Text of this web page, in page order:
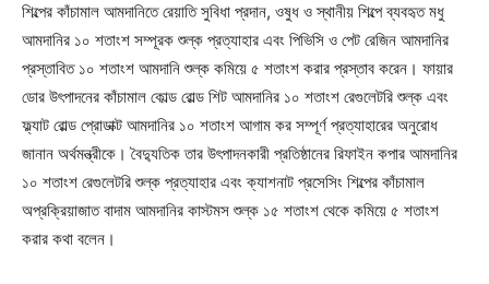
শিল্পের কাঁচামাল আমদানিতে রেয়াতি সুবিধা প্রদান, ওষুধ ও স্থানীয় শিল্পে ব্যবহৃত মধু
আমদানির ১০ শতাংশ সম্পূরক শুল্ক প্রত্যাহার এবং পিভিসি ও পেট রেজিন আমদানির
প্রস্তাবিত ১০ শতাংশ আমদানি শুল্ক কমিয়ে ৫ শতাংশ করার প্রস্তাব করেন। ফায়ার
ডোর উৎপাদনের কাঁচামাল কোল্ড রোল্ড শিট আমদানির ১০ শতাংশ রেগুলেটরি শুল্ক এবং
ফ্ল্যাট রোল্ড প্রোডাক্ট আমদানির ১০ শতাংশ আগাম কর সম্পূর্ণ প্রত্যাহারের অনুরোধ
জানান অর্থমন্ত্রীকে। বৈদ্যুতিক তার উৎপাদনকারী প্রতিষ্ঠানের রিফাইন কপার আমদানির
১০ শতাংশ রেগুলেটরি শুল্ক প্রত্যাহার এবং ক্যাশনাট প্রসেসিং শিল্পের কাঁচামাল
অপ্রক্রিয়াজাত বাদাম আমদানির কাস্টমস শুল্ক ১৫ শতাংশ থেকে কমিয়ে ৫ শতাংশ
করার কথা বলেন।